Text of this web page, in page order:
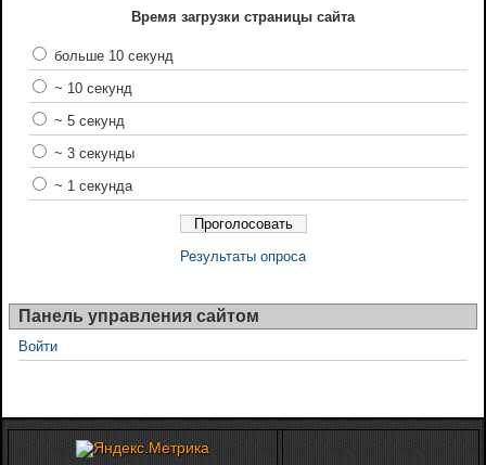
Время загрузки страницы сайта
больше 10 секунд
~ 10 секунд
~ 5 секунд
~ 3 секунды
~ 1 секунда
Результаты опроса
Панель управления сайтом
Войти